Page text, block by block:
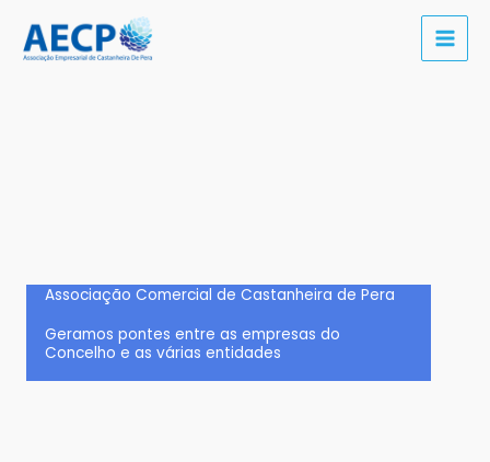
content
Associação Comercial de Castanheira de Pera
Geramos pontes entre as empresas do
Concelho e as várias entidades